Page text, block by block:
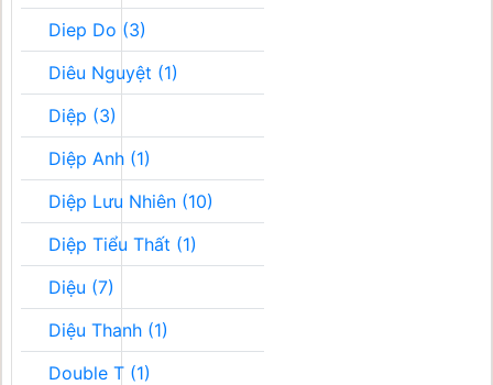
Diep Do (3)
Diêu Nguyệt (1)
Diệp (3)
Diệp Anh (1)
Diệp Lưu Nhiên (10)
Diệp Tiểu Thất (1)
Diệu (7)
Diệu Thanh (1)
Double T (1)